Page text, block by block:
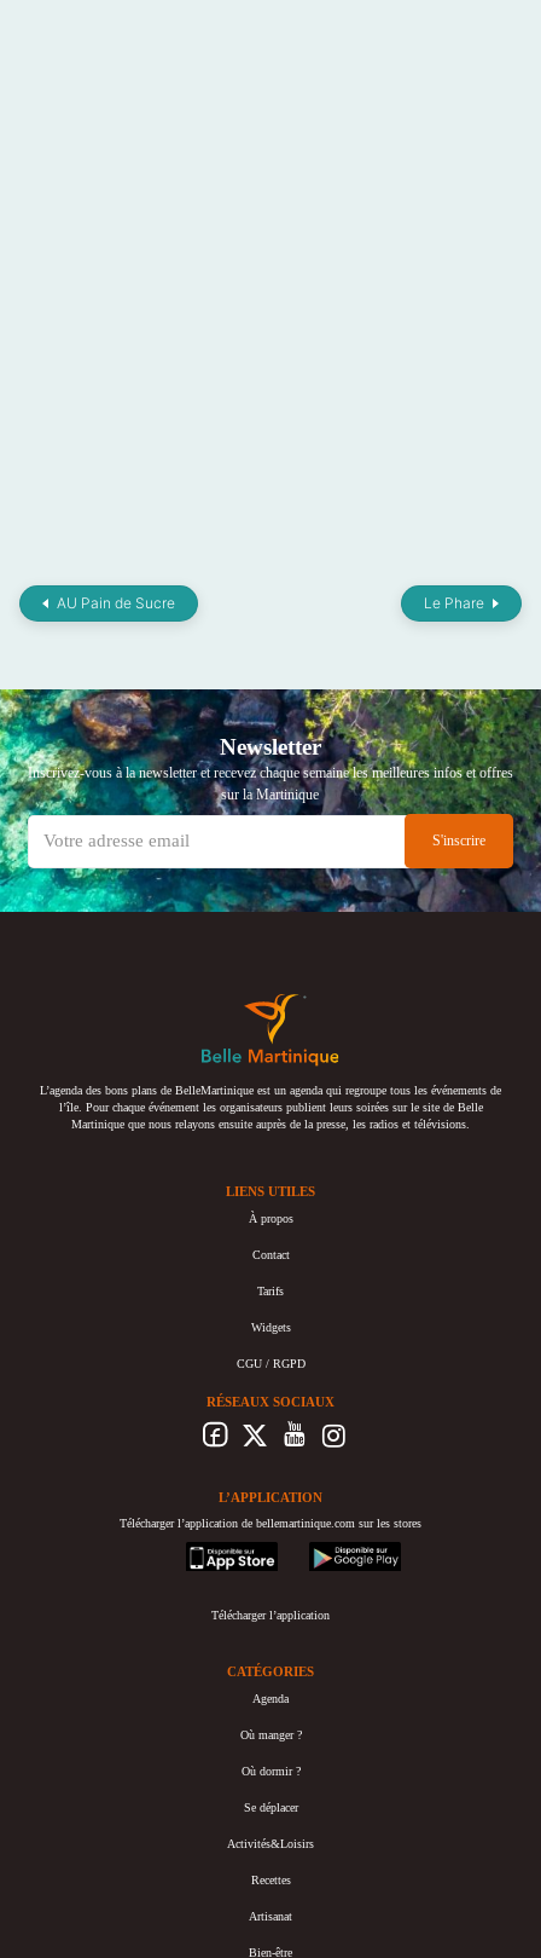
AU Pain de Sucre Le Phare
Newsletter
Inscrivez-vous à la newsletter et recevez chaque semaine les meilleures infos et offres
sur la Martinique
L’agenda des bons plans de BelleMartinique est un agenda qui regroupe tous les événements de
l’île. Pour chaque événement les organisateurs publient leurs soirées sur le site de Belle
Martinique que nous relayons ensuite auprès de la presse, les radios et télévisions.
LIENS UTILES
À propos
Contact
Tarifs
Widgets
CGU / RGPD
RÉSEAUX SOCIAUX
L’APPLICATION
Télécharger l’application de bellemartinique.com sur les stores
appstore
googleplay
Télécharger l’application
CATÉGORIES
Agenda
Où manger ?
Où dormir ?
Se déplacer
Activités&Loisirs
Recettes
Artisanat
Bien-être